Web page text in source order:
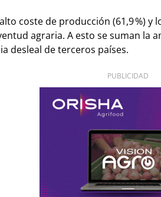
coste de producción (61,9 %)
agraria. A esto se suman la
desleal de terceros países.
PUBLICIDAD